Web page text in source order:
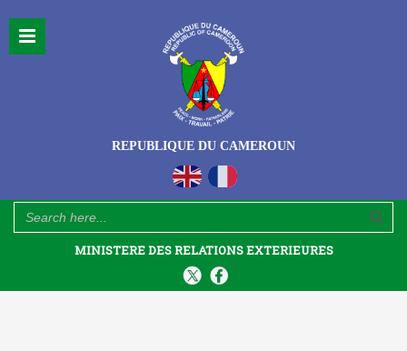
REPUBLIQUE DU CAMEROUN
Search
for:
Search Button
MINISTERE DES RELATIONS EXTERIEURES